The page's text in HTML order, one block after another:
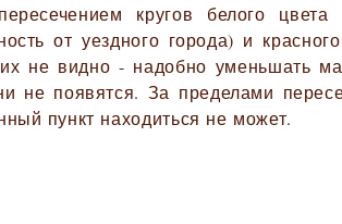
кругов белого
от уездного города) и
не видно - надобно уменьшать
не появятся. За пределами
пункт находиться не может.